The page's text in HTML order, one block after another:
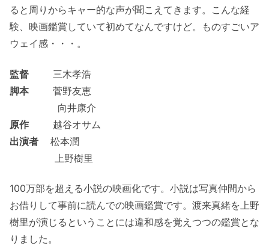
ると周りからキャー的な声が聞こえてきます。こんな経
験、映画鑑賞していて初めてなんですけど。ものすごいア
ウェイ感・・・。
監督 三木孝浩
脚本菅野友恵
向井康介
原作 越谷オサム
出演者 松本潤
上野樹里
100万部を超える小説の映画化です。小説は写真仲間から
お借りして事前に読んでの映画鑑賞です。渡来真緒を上野
樹里が演じるということには違和感を覚えつつの鑑賞とな
りました。